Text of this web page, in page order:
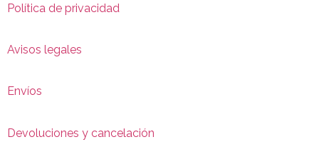
Política de privacidad
Avisos legales
Envíos
Devoluciones y cancelación